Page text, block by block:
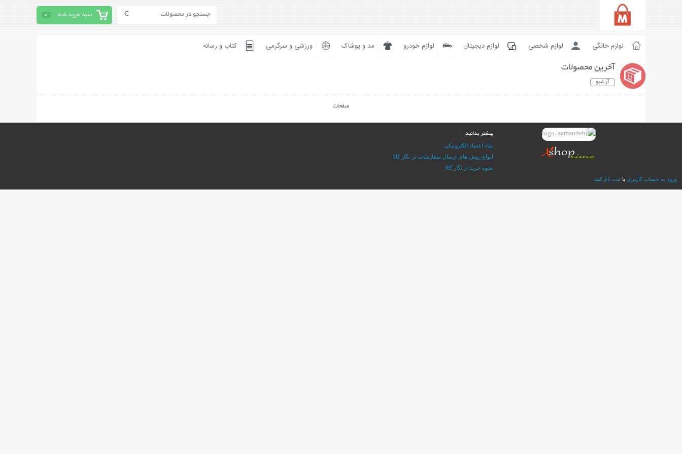
سبد خرید شما 0
لوازم خانگی لوازم شخصی لوازم دیجیتال لوازم خودرو مد و پوشاک ورزشی و سرگرمی کتاب و رسانه
آخرین محصولات
آرشیو
صفحات
بیشتر بدانید
نماد اعتماد الکترونیکی
انواع روش های ارسال سفارشات در نگار کالا
نحوه خرید از نگار کالا
ورود به حساب کاربری یا ثبت نام کنید